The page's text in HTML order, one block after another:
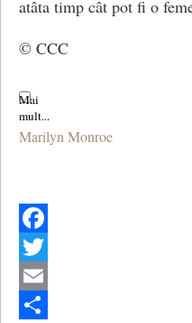
atâta timp cât pot fi o
© CCC
Marilyn Monroe
Facebook
Twitter
Email